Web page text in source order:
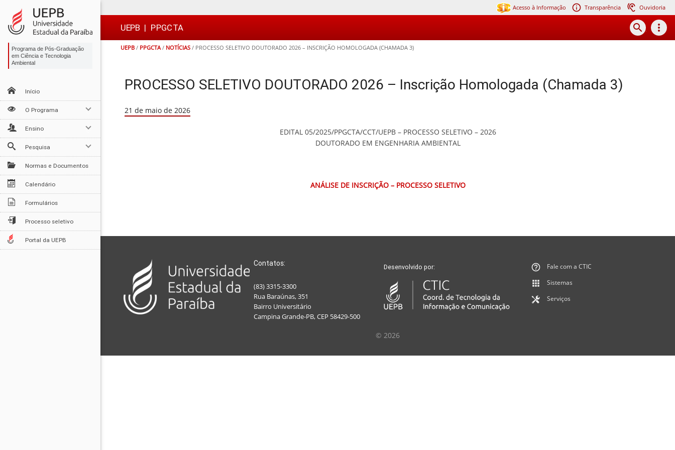
para
conteúdo
para
menu
para
busca
para
rodapé

Acesso à Informação Transparência Ouvidoria
UEPB | PPGCTA search more_vert
UEPB / PPGCTA/ NOTÍCIAS / PROCESSO SELETIVO DOUTORADO 2026 – INSCRIÇÃO HOMOLOGADA (CHAMADA 3)
Programa de Pós-Graduação
em Ciência e Tecnologia
Ambiental
Início
O Programa
Ensino
Pesquisa
Normas e Documentos
Calendário
Formulários
Processo seletivo
Portal da UEPB
PROCESSO SELETIVO DOUTORADO 2026 – Inscrição Homologada (Chamada 3)
21 de maio de 2026
EDITAL 05/2025/PPGCTA/CCT/UEPB – PROCESSO SELETIVO – 2026
DOUTORADO EM ENGENHARIA AMBIENTAL
ANÁLISE DE INSCRIÇÃO – PROCESSO SELETIVO
Contatos:
(83) 3315-3300
Rua Baraúnas, 351
Bairro Universitário
Campina Grande-PB, CEP 58429-500
Desenvolvido por:
Fale com a CTIC
Sistemas
Serviços
© 2026